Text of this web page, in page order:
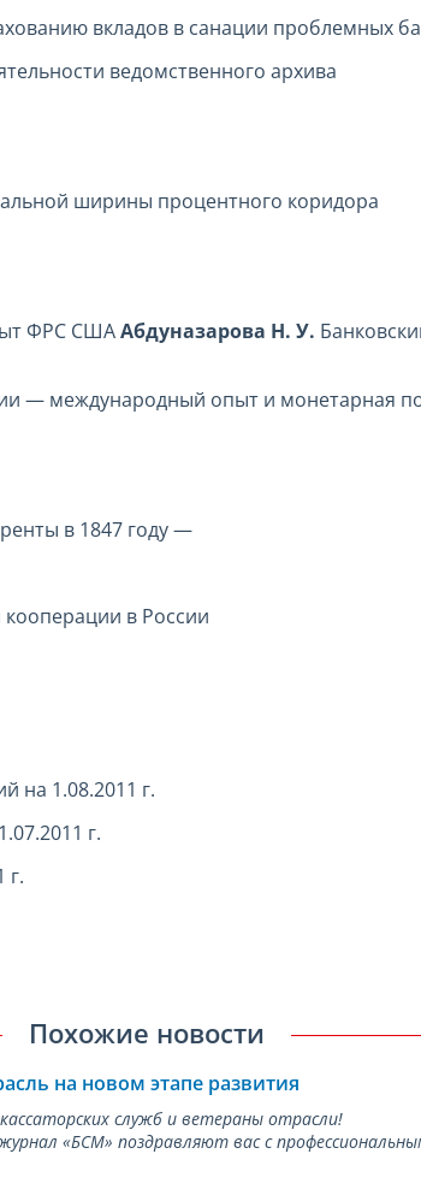
вкладов в санации проблемных
ведомственного архива
ширины процентного коридора
ФРС СШААбдуназарова Н. У.
— международный опыт и монетарная
в 1847 году —
в России
на 1.08.2011 г.
г.
г.
Похожие новости
на новом этапе развития
служб и ветераны отрасли!
«БСМ» поздравляют вас с